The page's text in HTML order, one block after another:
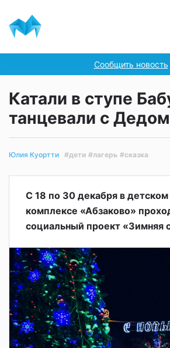
Сообщить новость
Катали в ступе
танцевали с
Юлия Куортти #дети #лагерь #сказка
С 18 по 30 декабря в
комплексе «Абзаково»
социальный проект «Зимняя